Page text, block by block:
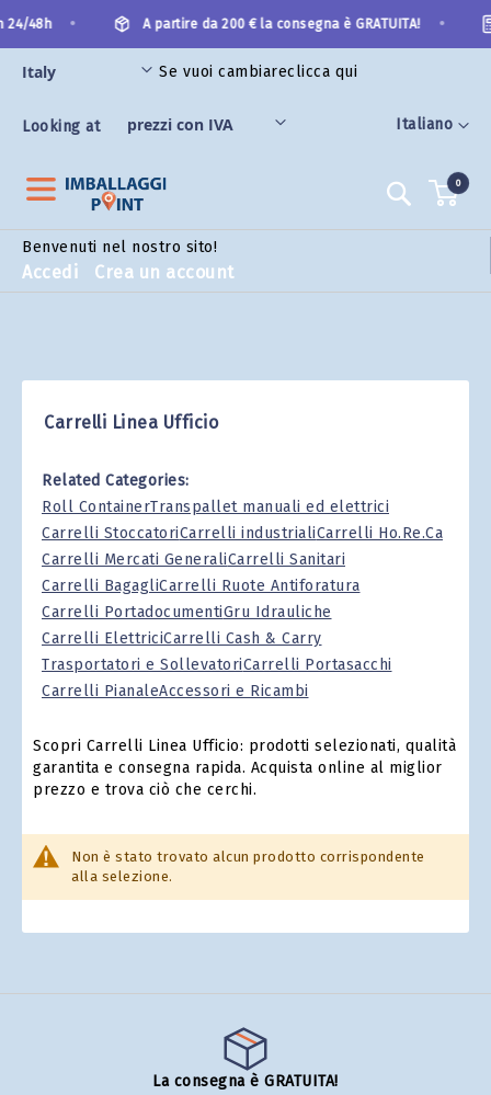
al
contenuto
Lingua
Italiano
24/48h • A partire da 200 € la consegna è GRATUITA! •
Se vuoi cambiareclicca qui
Looking at
Search
Benvenuti nel nostro sito!
Accedi Crea un account
0
Carrelli Linea Ufficio
Related Categories:
Roll ContainerTranspallet manuali ed elettrici
Carrelli StoccatoriCarrelli industrialiCarrelli Ho.Re.Ca
Carrelli Mercati GeneraliCarrelli Sanitari
Carrelli BagagliCarrelli Ruote Antiforatura
Carrelli PortadocumentiGru Idrauliche
Carrelli ElettriciCarrelli Cash & Carry
Trasportatori e SollevatoriCarrelli Portasacchi
Carrelli PianaleAccessori e Ricambi
Scopri Carrelli Linea Ufficio: prodotti selezionati, qualità
garantita e consegna rapida. Acquista online al miglior
prezzo e trova ciò che cerchi.
Non è stato trovato alcun prodotto corrispondente
alla selezione.
La consegna è GRATUITA!